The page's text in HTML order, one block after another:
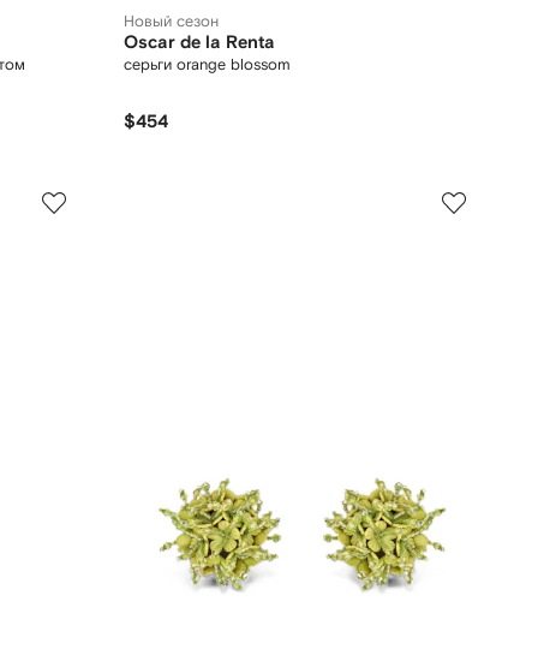
Новый сезон
Oscar de la Renta
серьги orange blossom
$454